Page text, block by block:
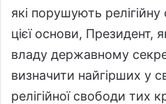
які порушують
цієї основи, Президент,
владу державному
визначити найгірших у
релігійної свободи тих